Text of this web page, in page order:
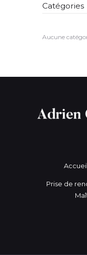
Catégories
Aucune
Accueil
Prise de